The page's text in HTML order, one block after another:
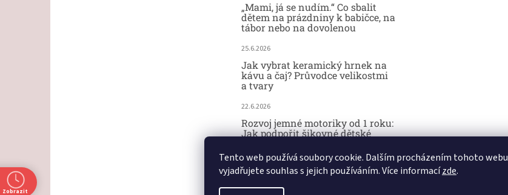
Tento web používá soubory cookie. Dalším procházením tohoto webu
vyjadřujete souhlas s jejich používáním. Více informacízde.
„Mami, já se nudím.“ Co sbalit
dětem na prázdniny k babičce, na
tábor nebo na dovolenou
25.6.2026
Jak vybrat keramický hrnek na
kávu a čaj? Průvodce velikostmi
a tvary
22.6.2026
Rozvoj jemné motoriky od 1 roku:
Jak podpořit šikovné dětské
18.6.2026
Zobrazit